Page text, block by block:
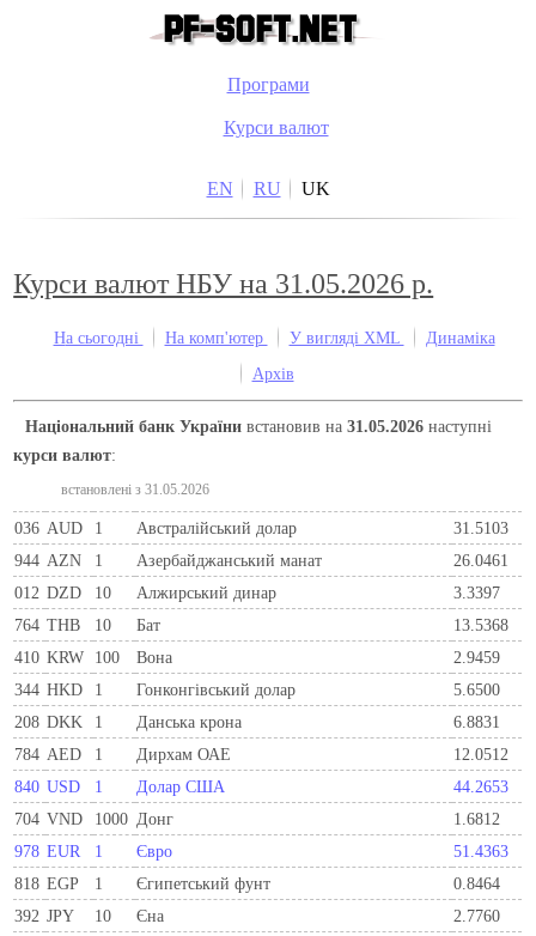
Програми
Курси валют
EN RU UK
Курси валют НБУ на 31.05.2026 р.
На сьогодні На комп'ютер У вигляді XML
Динаміка
Архів
Національний банк України встановив на31.05.2026 наступні
курси валют:
встановлені з 31.05.2026
036 AUD 1 Австралійський долар
31.5103
944 AZN 1 Азербайджанський манат
26.0461
012 DZD 10 Алжирський динар
3.3397
764 THB 10 Бат
13.5368
410 KRW 100 Вона
2.9459
344 HKD 1 Гонконгівський долар
5.6500
208 DKK 1 Данська крона
6.8831
784 AED 1 Дирхам ОАЕ
12.0512
840 USD 1 Долар США
44.2653
704 VND 1000 Донг
1.6812
978 EUR 1 Євро
51.4363
818 EGP 1 Єгипетський фунт
0.8464
392 JPY 10 Єна
2.7760